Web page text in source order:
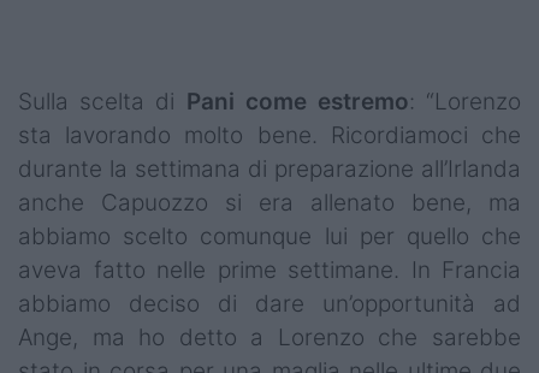
Sulla scelta di Pani come estremo: “Lorenzo
sta lavorando molto bene. Ricordiamoci che
durante la settimana di preparazione all’Irlanda
anche Capuozzo si era allenato bene, ma
abbiamo scelto comunque lui per quello che
aveva fatto nelle prime settimane. In Francia
abbiamo deciso di dare un’opportunità ad
Ange, ma ho detto a Lorenzo che sarebbe